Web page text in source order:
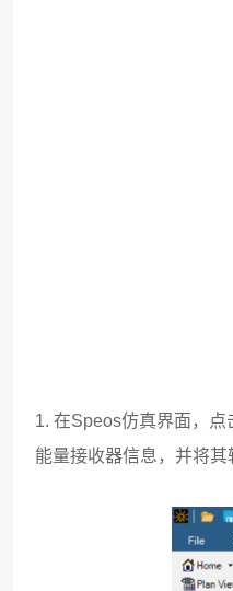
1. 在Speos仿真界面，
能量接收器信息，并将其